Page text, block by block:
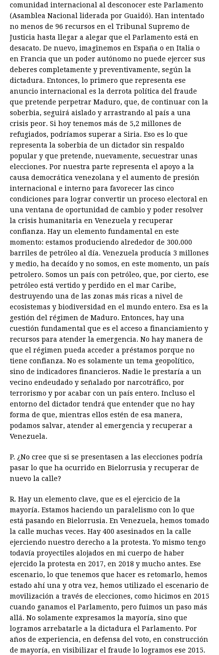
comunidad internacional al desconocer este Parlamento
(Asamblea Nacional liderada por Guaidó). Han intentado
no menos de 96 recursos en el Tribunal Supremo de
Justicia hasta llegar a alegar que el Parlamento está en
desacato. De nuevo, imaginemos en España o en Italia o
en Francia que un poder autónomo no puede ejercer sus
deberes completamente y preventivamente, según la
dictadura. Entonces, lo primero que representa ese
anuncio internacional es la derrota política del fraude
que pretende perpetrar Maduro, que, de continuar con la
soberbia, seguirá aislado y arrastrando al país a una
crisis peor. Si hoy tenemos más de 5,2 millones de
refugiados, podríamos superar a Siria. Eso es lo que
representa la soberbia de un dictador sin respaldo
popular y que pretende, nuevamente, secuestrar unas
elecciones. Por nuestra parte representa el apoyo a la
causa democrática venezolana y el aumento de presión
internacional e interno para favorecer las cinco
condiciones para lograr convertir un proceso electoral en
una ventana de oportunidad de cambio y poder resolver
la crisis humanitaria en Venezuela y recuperar
confianza. Hay un elemento fundamental en este
momento: estamos produciendo alrededor de 300.000
barriles de petróleo al día. Venezuela producía 3 millones
y medio, ha decaído y no somos, en este momento, un país
petrolero. Somos un país con petróleo, que, por cierto, ese
petróleo está vertido y perdido en el mar Caribe,
destruyendo una de las zonas más ricas a nivel de
ecosistemas y biodiversidad en el mundo entero. Esa es la
gestión del régimen de Maduro. Entonces, hay una
cuestión fundamental que es el acceso a financiamiento y
recursos para atender la emergencia. No hay manera de
que el régimen pueda acceder a préstamos porque no
tiene confianza. No es solamente un tema geopolítico,
sino de indicadores financieros. Nadie le prestaría a un
vecino endeudado y señalado por narcotráfico, por
terrorismo y por acabar con un país entero. Incluso el
entorno del dictador tendrá que entender que no hay
forma de que, mientras ellos estén de esa manera,
podamos salvar, atender al emergencia y recuperar a
Venezuela.
P. ¿No cree que si se presentasen a las elecciones podría
pasar lo que ha ocurrido en Bielorrusia y recuperar de
nuevo la calle?
R. Hay un elemento clave, que es el ejercicio de la
mayoría. Estamos haciendo un paralelismo con lo que
está pasando en Bielorrusia. En Venezuela, hemos tomado
la calle muchas veces. Hay 400 asesinados en la calle
ejerciendo nuestro derecho a la protesta. Yo mismo tengo
todavía proyectiles alojados en mi cuerpo de haber
ejercido la protesta en 2017, en 2018 y mucho antes. Ese
escenario, lo que tenemos que hacer es retomarlo, hemos
estado ahí una y otra vez, hemos utilizado el escenario de
movilización a través de elecciones, como hicimos en 2015
cuando ganamos el Parlamento, pero fuimos un paso más
allá. No solamente expresamos la mayoría, sino que
logramos arrebatarle a la dictadura el Parlamento. Por
años de experiencia, en defensa del voto, en construcción
de mayoría, en visibilizar el fraude lo logramos ese 2015.